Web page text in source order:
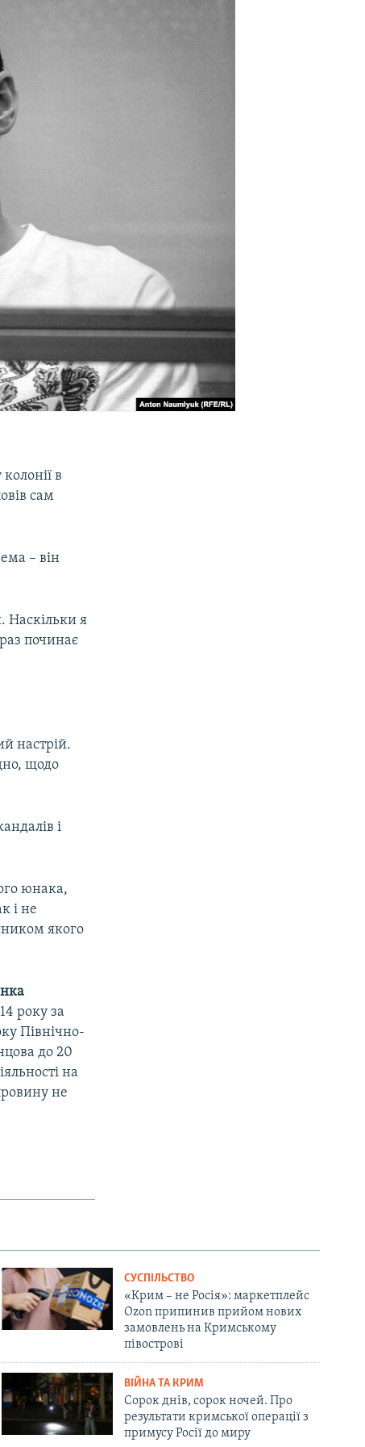
колонії в
сам
– він
Наскільки я
починає
настрій.
щодо
і
юнака,
і не
якого
року за
Північно-
до 20
на
не
СУСПІЛЬСТВО
«Крим – не Росія»: маркетплейс
Ozon припинив прийом нових
замовлень на Кримському
півострові
ВІЙНА ТА КРИМ
Сорок днів, сорок ночей. Про
результати кримської операції з
примусу Росії до миру